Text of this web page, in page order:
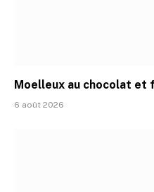
Moelleux au chocolat et
6 août 2026